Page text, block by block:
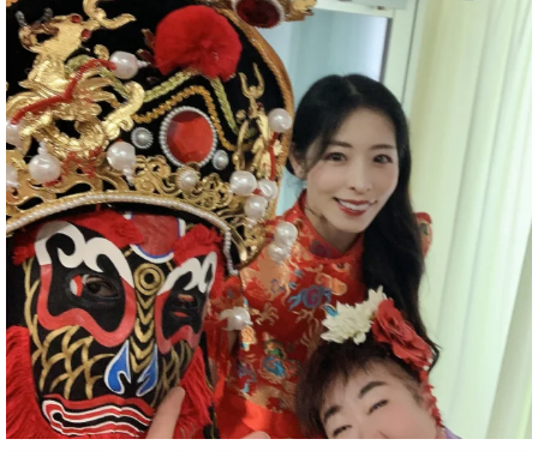
お疲れ様です
YouTubeを更新しました
https://youtu.be/9sHKhUQBmUE @YouTube
#企業公式がお疲れ様を言い合う
#チャンネル登録おねがいします
#愛媛県
#新居浜市
#マイントピア別子
#泉寿亭
#有形文化財
#四国
#愛媛観光
#旅行
#旅行動画
#一人旅